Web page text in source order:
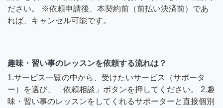
ださい。 ※依頼申請後、本契約前（前払い決済前）であ
れば、キャンセル可能です。
趣味・習い事のレッスンを依頼する流れは？
1.サービス一覧の中から、受けたいサービス（サポータ
ー）を選び、「依頼相談」ボタンを押してください。 2.趣
味・習い事のレッスンをしてくれるサポーターと直接個別